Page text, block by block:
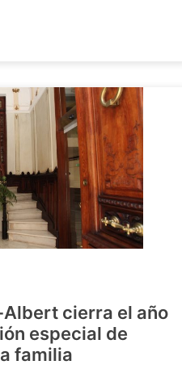
cierra el año
especial de
familia